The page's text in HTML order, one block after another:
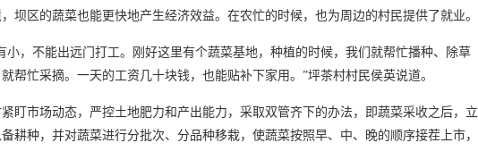
坝区的蔬菜也能更快地产生经济效益。在农忙的时候，也为周边的村民提供了就业。
小，不能出远门打工。刚好这里有个蔬菜基地，种植的时候，我们就帮忙播种、除草
帮忙采摘。一天的工资几十块钱，也能贴补下家用。”坪茶村村民侯英说道。
盯市场动态，严控土地肥力和产出能力，采取双管齐下的办法，即蔬菜采收之后，立
耕种，并对蔬菜进行分批次、分品种移栽，使蔬菜按照早、中、晚的顺序接茬上市，